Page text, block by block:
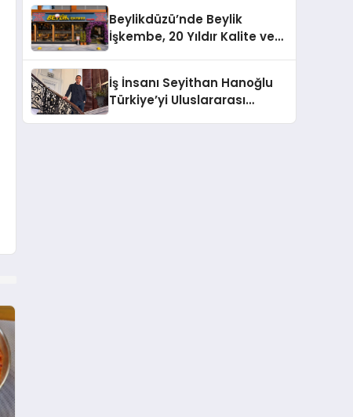
Holding Industrial City”
Projesini Hayata Geçirecek
Beylikdüzü’nde Beylik
İşkembe, 20 Yıldır Kalite ve
İş İnsanı Seyithan Hanoğlu
Türkiye’yi Uluslararası